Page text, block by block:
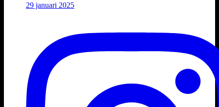
29 januari 2025